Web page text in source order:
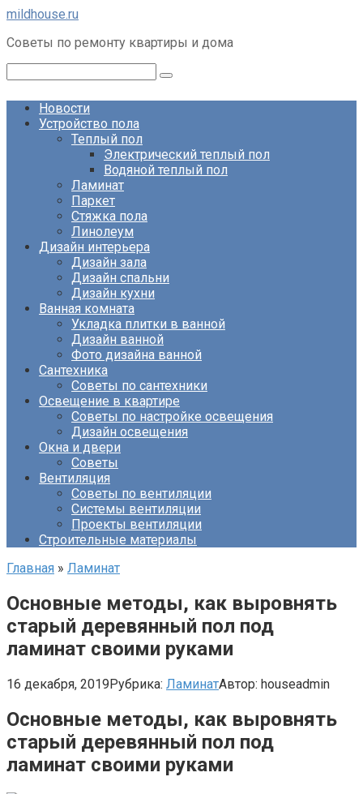
Перейти
контенту
mildhouse.ru
Советы по ремонту квартиры и дома
Новости
Устройство пола
Теплый пол
Электрический теплый пол
Водяной теплый пол
Ламинат
Паркет
Стяжка пола
Линолеум
Дизайн интерьера
Дизайн зала
Дизайн спальни
Дизайн кухни
Ванная комната
Укладка плитки в ванной
Дизайн ванной
Фото дизайна ванной
Сантехника
Советы по сантехники
Освещение в квартире
Советы по настройке освещения
Дизайн освещения
Окна и двери
Советы
Вентиляция
Советы по вентиляции
Системы вентиляции
Проекты вентиляции
Строительные материалы
Главная » Ламинат
Основные методы, как выровнять
старый деревянный пол под
ламинат своими руками
16 декабря, 2019Рубрика: ЛаминатАвтор: houseadmin
Основные методы, как выровнять
старый деревянный пол под
ламинат своими руками